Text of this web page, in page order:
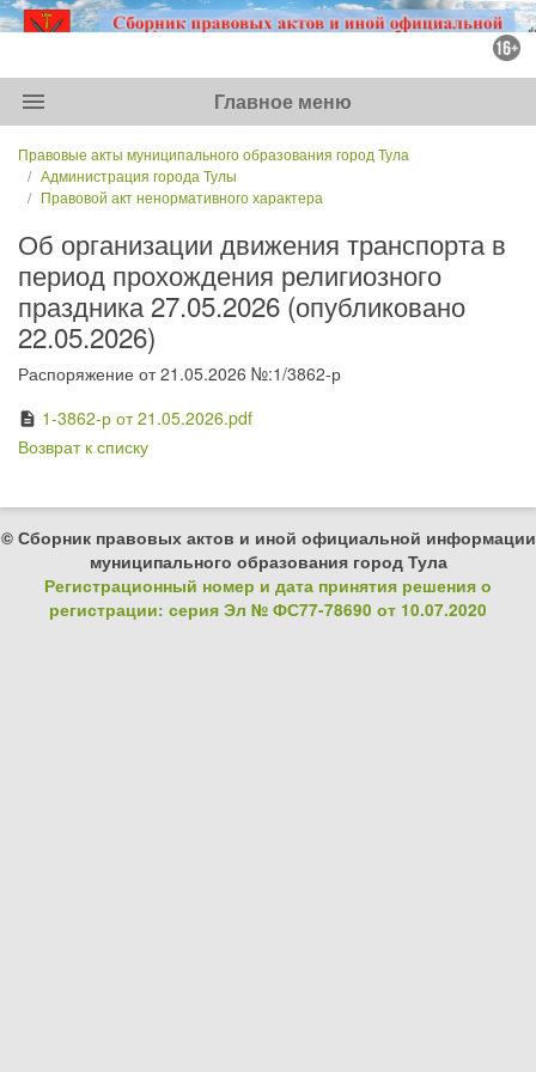
menu Главное меню
Правовые акты муниципального образования город Тула
Администрация города Тулы
Правовой акт ненормативного характера
Об организации движения транспорта в
период прохождения религиозного
праздника 27.05.2026 (опубликовано
22.05.2026)
Распоряжение от 21.05.2026 №:1/3862-р
description 1-3862-р от 21.05.2026.pdf
Возврат к списку
© Сборник правовых актов и иной официальной информации
муниципального образования город Тула
Регистрационный номер и дата принятия решения о
регистрации: серия Эл № ФС77-78690 от 10.07.2020